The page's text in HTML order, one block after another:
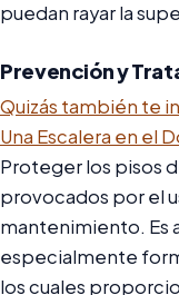
puedan rayar la
Prevención y
Quizás también te
Una Escalera en el
Proteger los pisos
provocados por el
mantenimiento. Es
especialmente
los cuales